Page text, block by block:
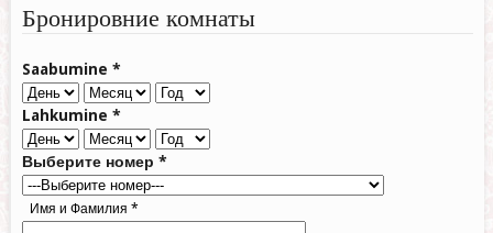
Бронировние комнаты
Saabumine *
Lahkumine *
Выберите номер *
Имя и Фамилия *